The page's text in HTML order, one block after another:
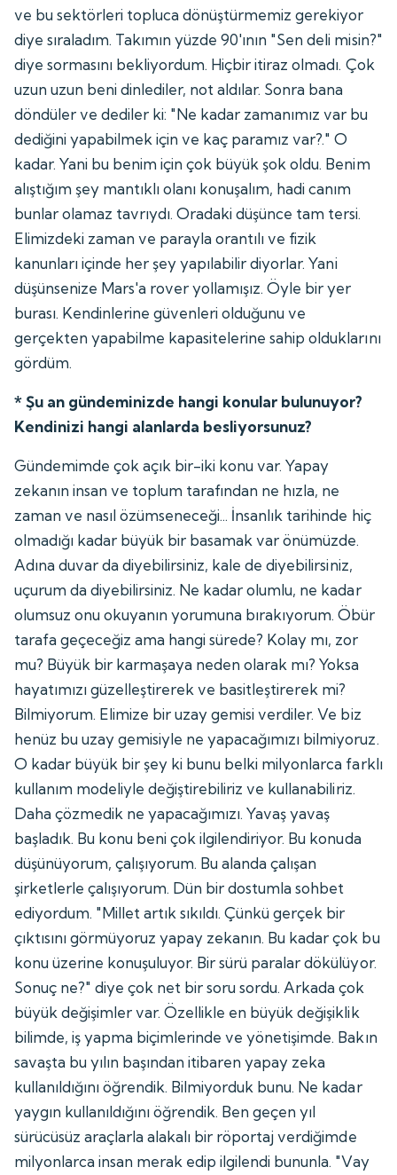
ve bu sektörleri topluca dönüştürmemiz gerekiyor
diye sıraladım. Takımın yüzde 90'ının "Sen deli misin?"
diye sormasını bekliyordum. Hiçbir itiraz olmadı. Çok
uzun uzun beni dinlediler, not aldılar. Sonra bana
döndüler ve dediler ki: "Ne kadar zamanımız var bu
dediğini yapabilmek için ve kaç paramız var?." O
kadar. Yani bu benim için çok büyük şok oldu. Benim
alıştığım şey mantıklı olanı konuşalım, hadi canım
bunlar olamaz tavrıydı. Oradaki düşünce tam tersi.
Elimizdeki zaman ve parayla orantılı ve fizik
kanunları içinde her şey yapılabilir diyorlar. Yani
düşünsenize Mars'a rover yollamışız. Öyle bir yer
burası. Kendinlerine güvenleri olduğunu ve
gerçekten yapabilme kapasitelerine sahip olduklarını
gördüm.
* Şu an gündeminizde hangi konular bulunuyor?
Kendinizi hangi alanlarda besliyorsunuz?
Gündemimde çok açık bir-iki konu var. Yapay
zekanın insan ve toplum tarafından ne hızla, ne
zaman ve nasıl özümseneceği... İnsanlık tarihinde hiç
olmadığı kadar büyük bir basamak var önümüzde.
Adına duvar da diyebilirsiniz, kale de diyebilirsiniz,
uçurum da diyebilirsiniz. Ne kadar olumlu, ne kadar
olumsuz onu okuyanın yorumuna bırakıyorum. Öbür
tarafa geçeceğiz ama hangi sürede? Kolay mı, zor
mu? Büyük bir karmaşaya neden olarak mı? Yoksa
hayatımızı güzelleştirerek ve basitleştirerek mi?
Bilmiyorum. Elimize bir uzay gemisi verdiler. Ve biz
henüz bu uzay gemisiyle ne yapacağımızı bilmiyoruz.
O kadar büyük bir şey ki bunu belki milyonlarca farklı
kullanım modeliyle değiştirebiliriz ve kullanabiliriz.
Daha çözmedik ne yapacağımızı. Yavaş yavaş
başladık. Bu konu beni çok ilgilendiriyor. Bu konuda
düşünüyorum, çalışıyorum. Bu alanda çalışan
şirketlerle çalışıyorum. Dün bir dostumla sohbet
ediyordum. "Millet artık sıkıldı. Çünkü gerçek bir
çıktısını görmüyoruz yapay zekanın. Bu kadar çok bu
konu üzerine konuşuluyor. Bir sürü paralar dökülüyor.
Sonuç ne?" diye çok net bir soru sordu. Arkada çok
büyük değişimler var. Özellikle en büyük değişiklik
bilimde, iş yapma biçimlerinde ve yönetişimde. Bakın
savaşta bu yılın başından itibaren yapay zeka
kullanıldığını öğrendik. Bilmiyorduk bunu. Ne kadar
yaygın kullanıldığını öğrendik. Ben geçen yıl
sürücüsüz araçlarla alakalı bir röportaj verdiğimde
milyonlarca insan merak edip ilgilendi bununla. "Vay